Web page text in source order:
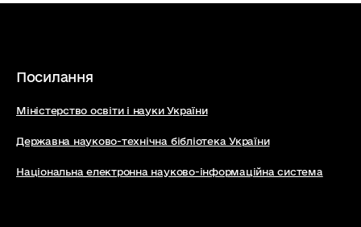
Посилання
Міністерство освіти і науки України
Державна науково-технічна бібліотека України
Національна електронна науково-інформаційна система